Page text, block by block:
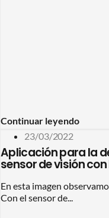
Continuar leyendo
23/03/2022
Aplicación para la
sensor de visión
En esta imagen
Con el sensor de...